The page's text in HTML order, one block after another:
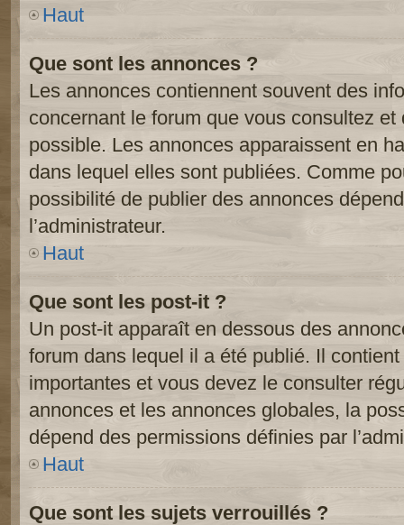
Haut
Que sont les annonces ?
Les annonces contiennent souvent des
concernant le forum que vous consultez
possible. Les annonces apparaissent en
dans lequel elles sont publiées. Comme
possibilité de publier des annonces
l’administrateur.
Haut
Que sont les post-it ?
Un post-it apparaît en dessous des
forum dans lequel il a été publié. Il
importantes et vous devez le consulter
annonces et les annonces globales, la
dépend des permissions définies par
Haut
Que sont les sujets verrouillés ?